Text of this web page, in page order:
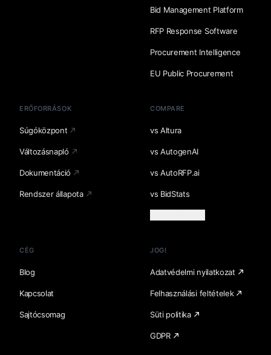
Bid Management Platform
RFP Response Software
Procurement Intelligence
EU Public Procurement
ERŐFORRÁSOK
Súgóközpont
Változásnapló
Dokumentáció
Rendszer állapota
COMPARE
vs Altura
vs AutogenAI
vs AutoRFP.ai
vs BidStats
CÉG
Blog
Kapcsolat
Sajtócsomag
JOGI
Adatvédelmi nyilatkozat
Felhasználási feltételek
Süti politika
GDPR